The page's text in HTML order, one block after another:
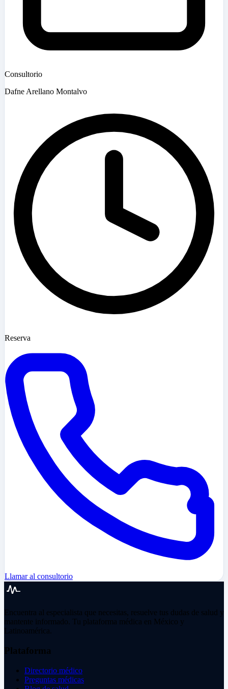
Consultorio
Dafne Arellano Montalvo
Reserva
Llamar al consultorio
Encuentra al especialista que necesitas, resuelve tus dudas de salud y
mantente informado. Tu plataforma médica en México y
Latinoamérica.
Plataforma
Directorio médico
Preguntas médicas